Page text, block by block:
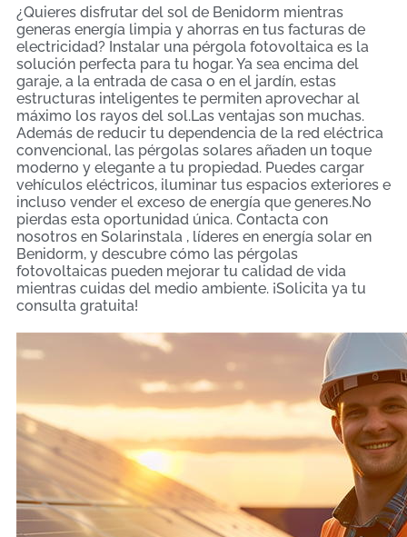
¿Quieres disfrutar del sol de Benidorm mientras
generas energía limpia y ahorras en tus facturas de
electricidad? Instalar una pérgola fotovoltaica es la
solución perfecta para tu hogar. Ya sea encima del
garaje, a la entrada de casa o en el jardín, estas
estructuras inteligentes te permiten aprovechar al
máximo los rayos del sol.Las ventajas son muchas.
Además de reducir tu dependencia de la red eléctrica
convencional, las pérgolas solares añaden un toque
moderno y elegante a tu propiedad. Puedes cargar
vehículos eléctricos, iluminar tus espacios exteriores e
incluso vender el exceso de energía que generes.No
pierdas esta oportunidad única. Contacta con
nosotros en Solarinstala , líderes en energía solar en
Benidorm, y descubre cómo las pérgolas
fotovoltaicas pueden mejorar tu calidad de vida
mientras cuidas del medio ambiente. ¡Solicita ya tu
consulta gratuita!